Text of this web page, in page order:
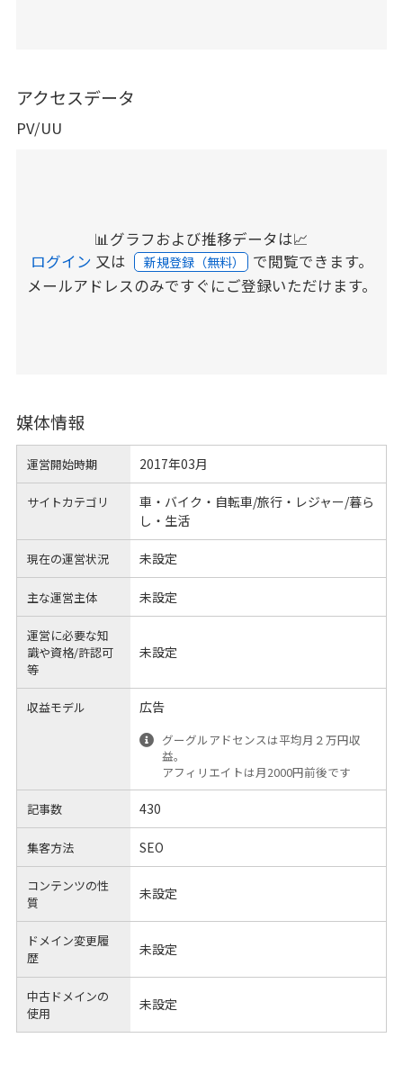
アクセスデータ
PV/UU
📊グラフおよび推移データは📈
ログイン 又は 新規登録（無料） で閲覧できます。
メールアドレスのみですぐにご登録いただけます。
媒体情報
運営開始時期 2017年03月
サイトカテゴリ
車・バイク・自転車/旅行・レジャー/暮ら
し・生活
現在の運営状況 未設定
主な運営主体 未設定
運営に必要な知
識や資格/許認可
等
未設定
収益モデル 広告
グーグルアドセンスは平均月２万円収
益。
アフィリエイトは月2000円前後です
記事数 430
集客方法 SEO
コンテンツの性
質
未設定
ドメイン変更履
歴
未設定
中古ドメインの
使用
未設定